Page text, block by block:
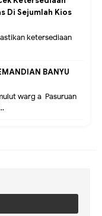
Di Sejumlah Kios
ketersediaan
BANYU
warg a Pasuruan